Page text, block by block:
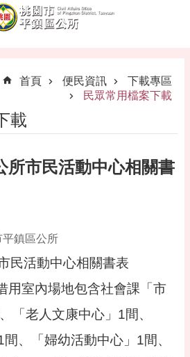
首頁
便民資訊
下載專區
民眾常用檔案下載
載
所市民活動中心相關書
鎮區公所
民活動中心相關書表
用室內場地包含社會課「市
「老人文康中心」1間、
間、「婦幼活動中心」1間、